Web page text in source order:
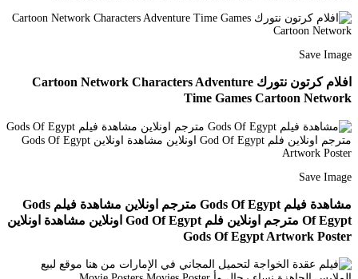
Save Image
افلام كرتون نتورك Cartoon Network Characters Adventure
Time Games Cartoon Network
Save Image
مشاهدة فيلم Gods Of Egypt مترجم اونلاين مشاهدة فيلم Gods
Of Egypt مترجم اونلاين فلم God Of Egypt اونلاين مشاهدة اونلاين
Gods Of Egypt Artwork Poster